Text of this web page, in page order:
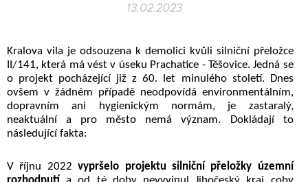
13.02.2023
Kralova vila je odsouzena k demolici kvůli silniční přeložce
II/141, která má vést v úseku Prachatice - Těšovice. Jedná se
o projekt pocházející již z 60. let minulého století. Dnes
ovšem v žádném případě neodpovídá environmentálním,
dopravním ani hygienickým normám, je zastaralý,
neaktuální a pro město nemá význam. Dokládají to
následující fakta:
V říjnu 2022vypršelo projektu silniční přeložky územní